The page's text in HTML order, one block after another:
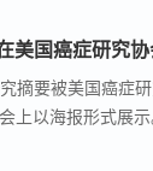
美国癌症研究
摘要被美国癌症
上以海报形式展